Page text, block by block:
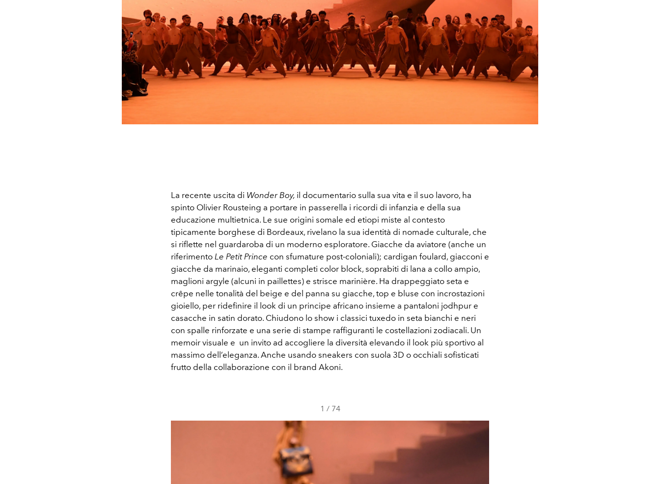
La recente uscita di Wonder Boy, il documentario sulla sua vita e il suo lavoro, ha
spinto Olivier Rousteing a portare in passerella i ricordi di infanzia e della sua
educazione multietnica. Le sue origini somale ed etiopi miste al contesto
tipicamente borghese di Bordeaux, rivelano la sua identità di nomade culturale, che
si riflette nel guardaroba di un moderno esploratore. Giacche da aviatore (anche un
riferimento Le Petit Prince con sfumature post-coloniali); cardigan foulard, giacconi e
giacche da marinaio, eleganti completi color block, soprabiti di lana a collo ampio,
maglioni argyle (alcuni in paillettes) e strisce marinière. Ha drappeggiato seta e
crêpe nelle tonalità del beige e del panna su giacche, top e bluse con incrostazioni
gioiello, per ridefinire il look di un principe africano insieme a pantaloni jodhpur e
casacche in satin dorato. Chiudono lo show i classici tuxedo in seta bianchi e neri
con spalle rinforzate e una serie di stampe raffiguranti le costellazioni zodiacali. Un
memoir visuale e un invito ad accogliere la diversità elevando il look più sportivo al
massimo dell’eleganza. Anche usando sneakers con suola 3D o occhiali sofisticati
frutto della collaborazione con il brand Akoni.
1 / 74